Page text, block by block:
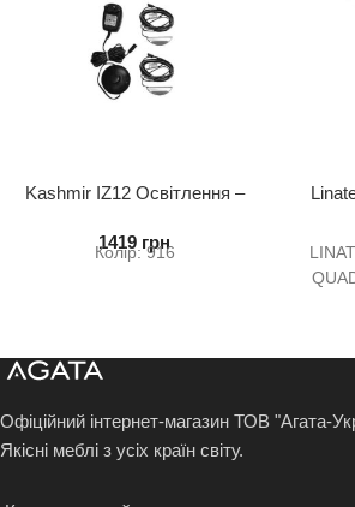
Kashmir IZ12 Освітлення –
1419 грн
Колір: 916
Офіційний інтернет-магазин ТОВ "Агата-
Якісні меблі з усіх країн світу.